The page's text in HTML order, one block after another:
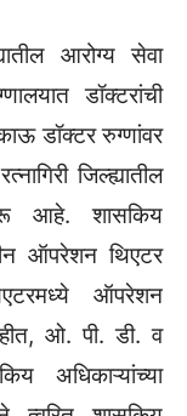
आरोग्य सेवा
डॉक्टरांची
डॉक्टर रुग्णांवर
जिल्ह्यातील
आहे. शासकिय
ऑपरेशन थिएटर
ऑपरेशन
ओ. पी. डी. व
अधिकाऱ्यांच्या